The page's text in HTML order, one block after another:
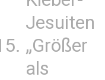
Jesuiten
„Größer
als